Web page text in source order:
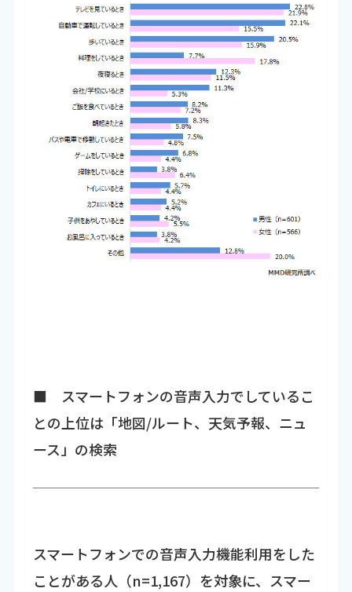
■ スマートフォンの音声入力でしているこ
との上位は「地図/ルート、天気予報、ニュ
ース」の検索
スマートフォンでの音声入力機能利用をした
ことがある人（n=1,167）を対象に、スマー